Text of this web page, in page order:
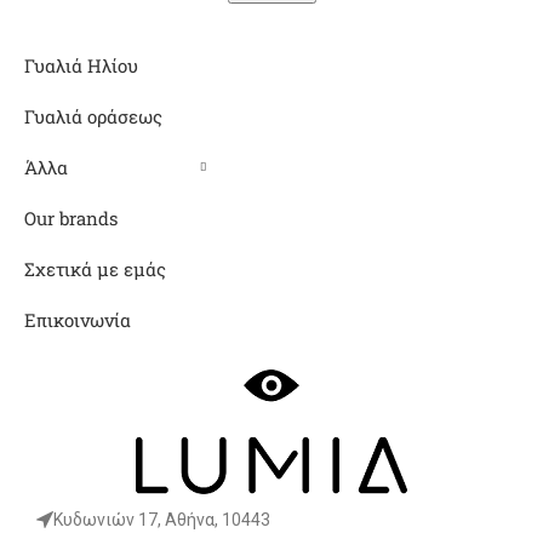
Γυαλιά Ηλίου
Γυαλιά οράσεως
Άλλα
Our brands
Σχετικά με εμάς
Επικοινωνία
Κυδωνιών 17, Αθήνα, 10443